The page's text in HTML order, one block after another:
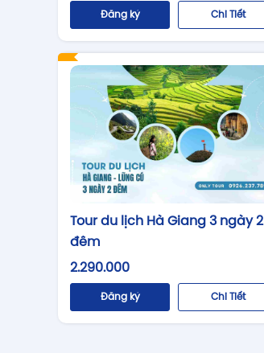
Đăng ký Chi Tiết
Tour du lịch Hà Giang 3 ngày 2
đêm
2.290.000
Đăng ký Chi Tiết